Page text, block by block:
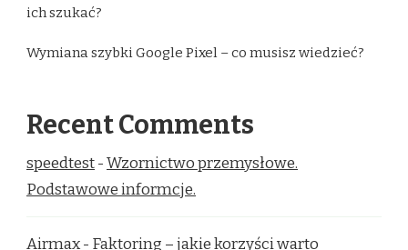
ich szukać?
Wymiana szybki Google Pixel – co musisz wiedzieć?
Recent Comments
speedtest-Wzornictwo przemysłowe.
Podstawowe informcje.
Airmax- Faktoring – jakie korzyści warto